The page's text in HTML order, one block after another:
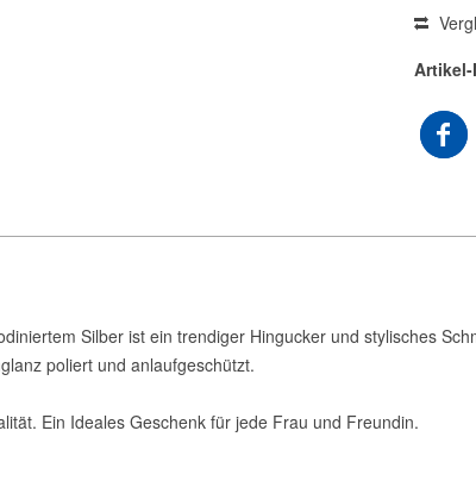
Artikel-
Silber ist ein trendiger Hingucker und stylisches
poliert und anlaufgeschützt.
Ein Ideales Geschenk für jede Frau und Freundin.